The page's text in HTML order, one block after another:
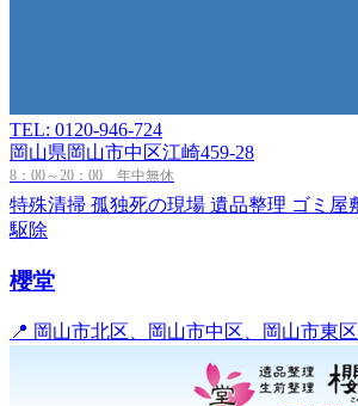
TEL: 0120-946-724
岡山県岡山市中区江崎459-28
8：00～20：00 年中無休
特殊清掃 孤独死の現場 遺品整理 ゴミ屋
駆除
櫻堂
📍 岡山市北区、岡山市中区、岡山市東